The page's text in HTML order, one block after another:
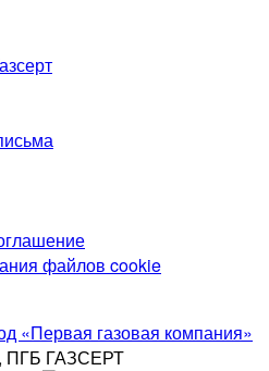
файлов cookie
«Первая газовая компания»
ПГБ ГАЗСЕРТ